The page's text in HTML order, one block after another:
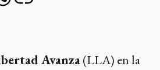
vehículos automotores. Se
en 2025 representó el